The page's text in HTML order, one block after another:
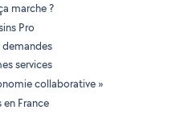
marche ?
Pro
demandes
services
collaborative »
en France